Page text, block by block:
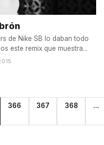
de Nike SB lo daban todo
este remix que muestra...
366 367 368 ...